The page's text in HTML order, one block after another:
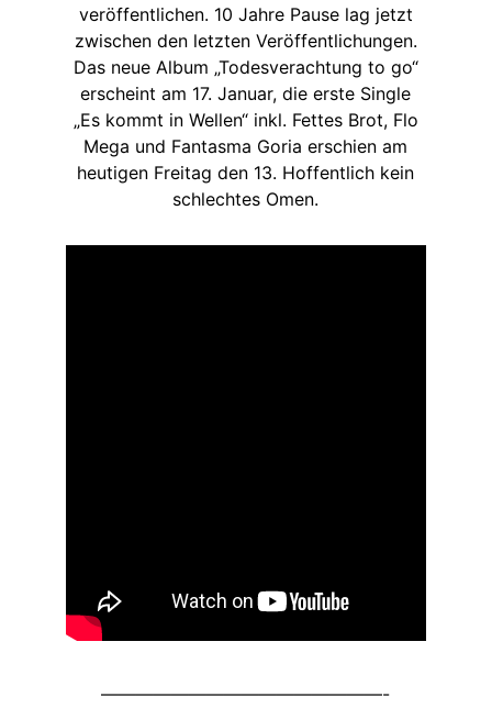
veröffentlichen. 10 Jahre Pause lag jetzt
zwischen den letzten Veröffentlichungen.
Das neue Album „Todesverachtung to go“
erscheint am 17. Januar, die erste Single
„Es kommt in Wellen“ inkl. Fettes Brot, Flo
Mega und Fantasma Goria erschien am
heutigen Freitag den 13. Hoffentlich kein
schlechtes Omen.
————————————————-